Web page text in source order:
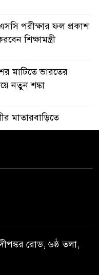
পরীক্ষার ফল প্রকাশ
শিক্ষামন্ত্রী
মাটিতে ভারতের
নতুন শঙ্কা
মাতারবাড়িতে
মিলল আরও ১৯
বিএসএফের
রোড, ৬ষ্ঠ তলা,